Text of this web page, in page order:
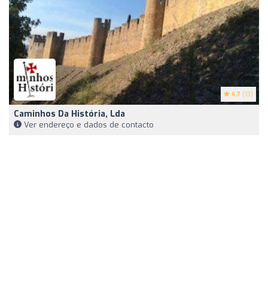
4.7 (13)
Caminhos Da História, Lda
Ver endereço e dados de contacto